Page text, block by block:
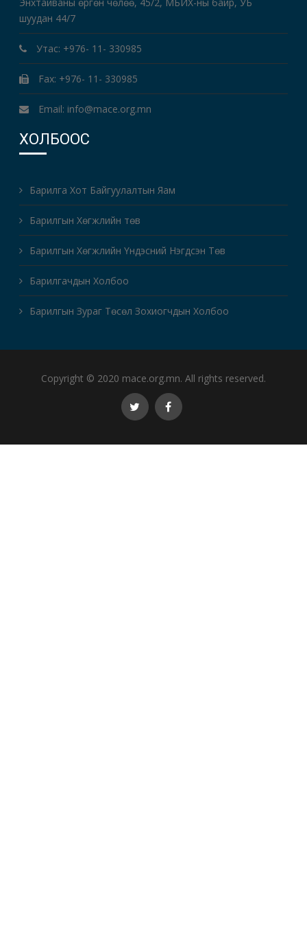
шуудан 44/7
Утас: +976- 11- 330985
Fax: +976- 11- 330985
Email: info@mace.org.mn
ХОЛБООС
Барилга Хот Байгуулалтын Яам
Барилгын Хөгжлийн төв
Барилгын Хөгжлийн Үндэсний Нэгдсэн Төв
Барилгачдын Холбоо
Барилгын Зураг Төсөл Зохиогчдын Холбоо
Copyright © 2020 mace.org.mn. All rights reserved.